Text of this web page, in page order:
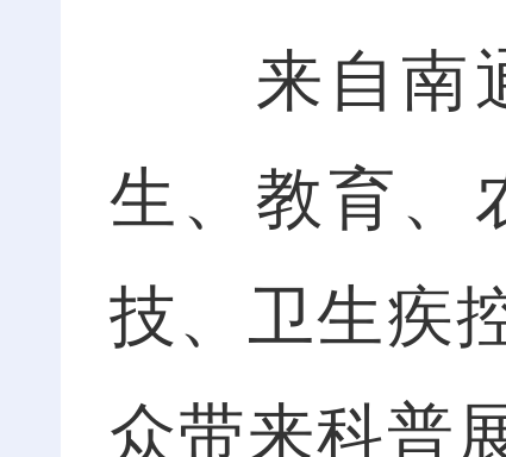
来自南通
生、教育、
技、卫生疾
众带来科普